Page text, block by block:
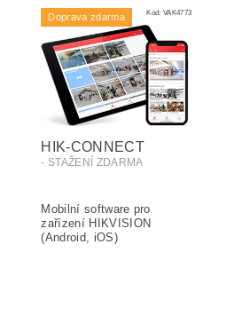
Doprava zdarma Kód:VAK4773
HIK-CONNECT
- STAŽENÍ ZDARMA